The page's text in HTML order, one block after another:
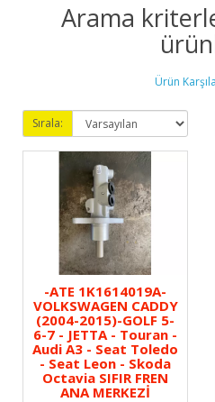
Arama
Ürün
Sırala:
-ATE 1K1614019A-
VOLKSWAGEN CADDY
(2004-2015)-GOLF 5-
6-7 - JETTA - Touran -
Audi A3 - Seat Toledo
- Seat Leon - Skoda
Octavia SIFIR FREN
ANA MERKEZİ